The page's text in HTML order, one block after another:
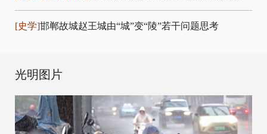
[史学]邯郸故城赵王城由“城”变“陵”若干问题思考
光明图片